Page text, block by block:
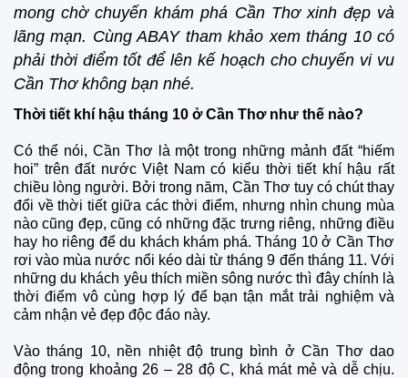
mong chờ chuyến khám phá Cần Thơ xinh đẹp và
lãng mạn. Cùng ABAY tham khảo xem tháng 10 có
phải thời điểm tốt để lên kế hoạch cho chuyến vi vu
Cần Thơ không bạn nhé.
Thời tiết khí hậu tháng 10 ở Cần Thơ như thế nào?
Có thể nói, Cần Thơ là một trong những mảnh đất “hiếm
hoi” trên đất nước Việt Nam có kiểu thời tiết khí hậu rất
chiều lòng người. Bởi trong năm, Cần Thơ tuy có chút thay
đổi về thời tiết giữa các thời điểm, nhưng nhìn chung mùa
nào cũng đẹp, cũng có những đặc trưng riêng, những điều
hay ho riêng để du khách khám phá. Tháng 10 ở Cần Thơ
rơi vào mùa nước nổi kéo dài từ tháng 9 đến tháng 11. Với
những du khách yêu thích miền sông nước thì đây chính là
thời điểm vô cùng hợp lý để bạn tận mắt trải nghiệm và
cảm nhận vẻ đẹp độc đáo này.
Vào tháng 10, nền nhiệt độ trung bình ở Cần Thơ dao
động trong khoảng 26 – 28 độ C, khá mát mẻ và dễ chịu.